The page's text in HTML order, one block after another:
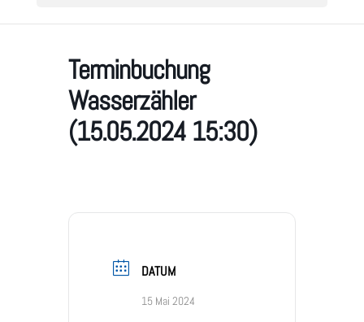
Terminbuchung
Wasserzähler
(15.05.2024 15:30)
DATUM
15 Mai 2024